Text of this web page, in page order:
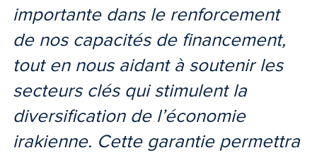
importante dans le renforcement
de nos capacités de financement,
tout en nous aidant à soutenir les
secteurs clés qui stimulent la
diversification de l’économie
irakienne. Cette garantie permettra